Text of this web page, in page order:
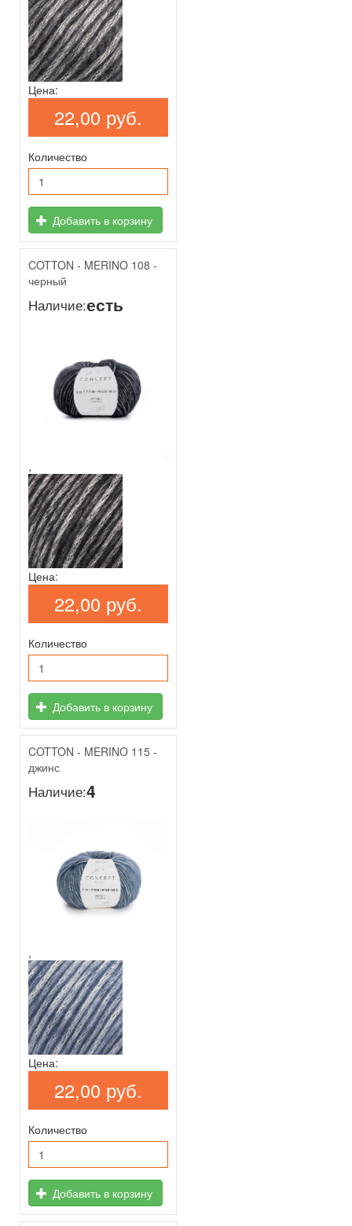
Цена:
22,00 руб.
Количество
Добавить в корзину
COTTON - MERINO 108 -
черный
Наличие:есть
,
Цена:
22,00 руб.
Количество
Добавить в корзину
COTTON - MERINO 115 -
джинс
Наличие:4
,
Цена:
22,00 руб.
Количество
Добавить в корзину